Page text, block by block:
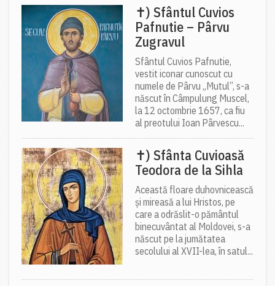
✝) Sfântul Cuvios
Pafnutie – Pârvu
Zugravul
Sfântul Cuvios Pafnutie,
vestit iconar cunoscut cu
numele de Pârvu „Mutul”, s-a
născut în Câmpulung Muscel,
la 12 octombrie 1657, ca fiu
al preotului Ioan Pârvescu...
✝) Sfânta Cuvioasă
Teodora de la Sihla
Această floare duhovnicească
și mireasă a lui Hristos, pe
care a odrăslit-o pământul
binecuvântat al Moldovei, s-a
născut pe la jumătatea
secolului al XVII-lea, în satul...